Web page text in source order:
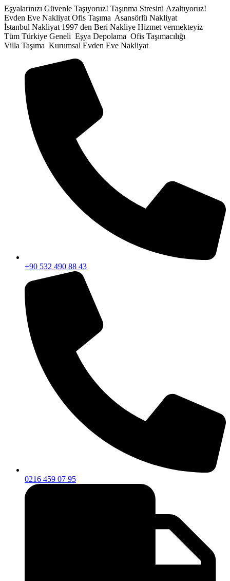
İçeriğe
atla
Eşyalarınızı Güvenle Taşıyoruz! Taşınma Stresini Azaltıyoruz!
Evden Eve Nakliyat Ofis Taşıma Asansörlü Nakliyat
İstanbul Nakliyat 1997 den Beri Nakliye Hizmet vermekteyiz
Tüm Türkiye Geneli Eşya Depolama Ofis Taşımacılığı
Villa Taşıma Kurumsal Evden Eve Nakliyat
+90 532 490 88 43
0216 459 07 95